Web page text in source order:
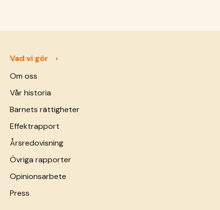
Vad vi gör
Om oss
Vår historia
Barnets rättigheter
Effektrapport
Årsredovisning
Övriga rapporter
Opinionsarbete
Press